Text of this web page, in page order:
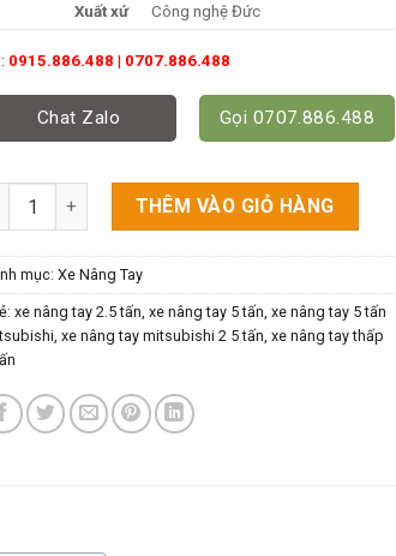
Xuất xứ
Công nghệ Đức
0915.886.488 | 0707.886.488
Chat Zalo Gọi 0707.886.488
Nâng Tay 5 Tấn (5000kg) Công Nghệ Đức Giá
THÊM VÀO GIỎ HÀNG
mục: Xe Nâng Tay
xe nâng tay 2.5 tấn, xe nâng tay 5 tấn, xe nâng tay 5 tấn
, xe nâng tay mitsubishi 2 5 tấn, xe nâng tay thấp